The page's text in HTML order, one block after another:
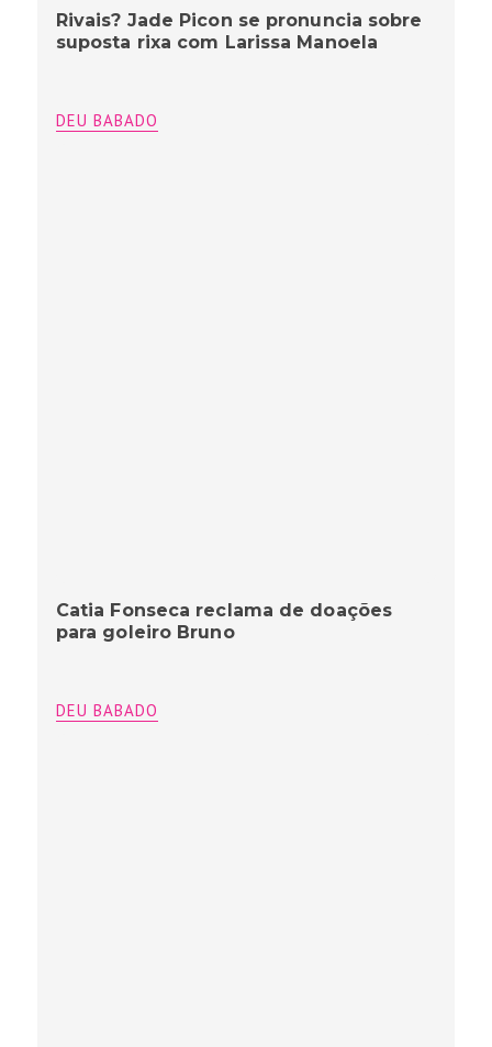
Rivais? Jade Picon se pronuncia sobre
suposta rixa com Larissa Manoela
DEU BABADO
Catia Fonseca reclama de doações
para goleiro Bruno
DEU BABADO